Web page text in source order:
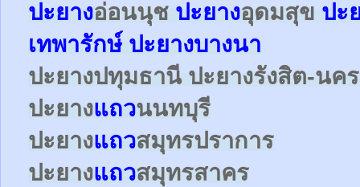
ปะยางอ่อนนุช ปะยางอุดมสุข ปะ
เทพารักษ์ ปะยางบางนา
ปะยางปทุมธานี ปะยางรังสิต-นค
ปะยางแถวนนทบุรี
ปะยางแถวสมุทรปราการ
ปะยางแถวสมุทรสาคร